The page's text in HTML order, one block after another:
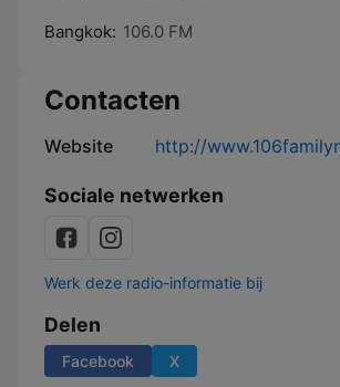
Bangkok: 106.0 FM
Contacten
Website http://
Sociale netwerken
Werk deze radio-informatie bij
Delen
Facebook X